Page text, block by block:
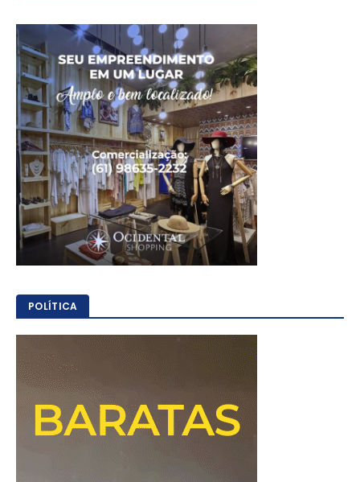
POLÍTICA